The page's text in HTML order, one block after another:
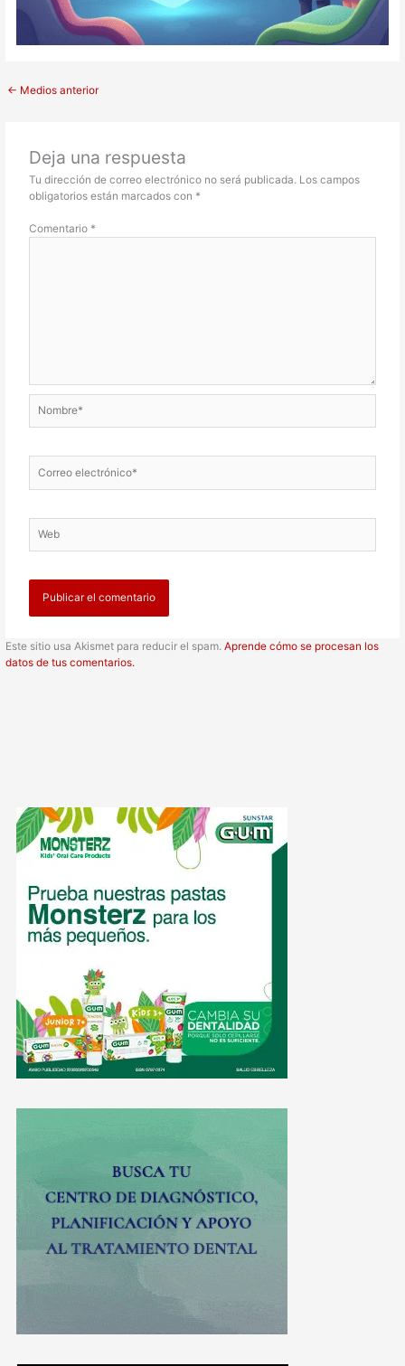
← Medios anterior
Deja una respuesta
Tu dirección de correo electrónico no será publicada. Los campos
obligatorios están marcados con *
Comentario *
electrónico*
Este sitio usa Akismet para reducir el spam.Aprende cómo se procesan los
datos de tus comentarios.